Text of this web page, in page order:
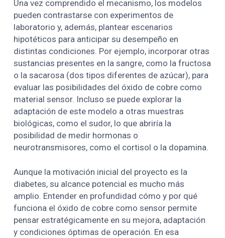
Una vez comprendido el mecanismo, los modelos
pueden contrastarse con experimentos de
laboratorio y, además, plantear escenarios
hipotéticos para anticipar su desempeño en
distintas condiciones. Por ejemplo, incorporar otras
sustancias presentes en la sangre, como la fructosa
o la sacarosa (dos tipos diferentes de azúcar), para
evaluar las posibilidades del óxido de cobre como
material sensor. Incluso se puede explorar la
adaptación de este modelo a otras muestras
biológicas, como el sudor, lo que abriría la
posibilidad de medir hormonas o
neurotransmisores, como el cortisol o la dopamina.
Aunque la motivación inicial del proyecto es la
diabetes, su alcance potencial es mucho más
amplio. Entender en profundidad cómo y por qué
funciona el óxido de cobre como sensor permite
pensar estratégicamente en su mejora, adaptación
y condiciones óptimas de operación. En esa